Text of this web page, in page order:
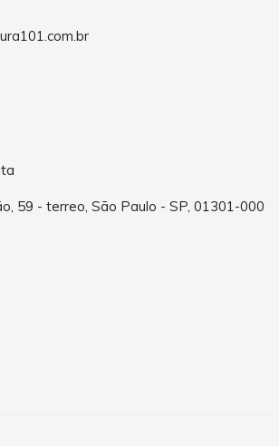
59 - terreo, São Paulo - SP, 01301-000